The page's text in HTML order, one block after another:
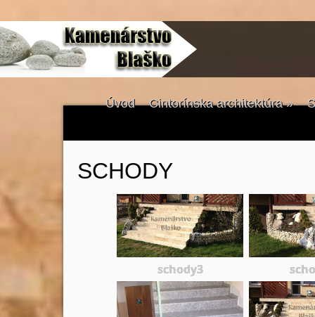
Úvod Cintorínska architektúra»
SCHODY
schody3